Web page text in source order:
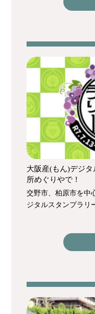
大阪産(もん)デジ
所めぐりやで！
交野市、柏原市を中
ジタルスタンプラリ